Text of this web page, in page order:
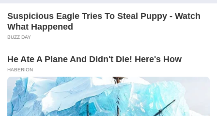
Membershi
Bani
56,030,31
5